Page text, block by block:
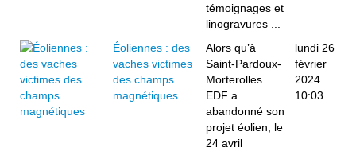
témoignages et
linogravures ...
Éoliennes : des
vaches victimes
des champs
magnétiques
Alors qu’à
Saint-Pardoux-
Morterolles
EDF a
abandonné son
projet éolien, le
24 avril
lundi 26
février
2024
10:03